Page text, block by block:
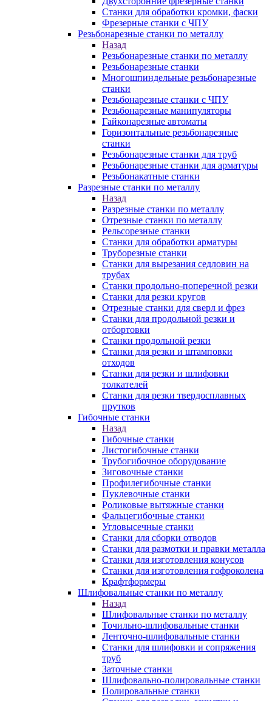
Станки для обработки кромки, фаски
Фрезерные станки с ЧПУ
Резьбонарезные станки по металлу
Назад
Резьбонарезные станки по металлу
Резьбонарезные станки
Многошпиндельные резьбонарезные
станки
Резьбонарезные станки с ЧПУ
Резьбонарезные манипуляторы
Гайконарезные автоматы
Горизонтальные резьбонарезные
станки
Резьбонарезные станки для труб
Резьбонарезные станки для арматуры
Резьбонакатные станки
Разрезные станки по металлу
Назад
Разрезные станки по металлу
Отрезные станки по металлу
Рельсорезные станки
Станки для обработки арматуры
Труборезные станки
Станки для вырезания седловин на
трубаx
Станки продольно-поперечной резки
Станки для резки кругов
Отрезные станки для сверл и фрез
Станки для продольной резки и
отбортовки
Станки продольной резки
Станки для резки и штамповки
отходов
Станки для резки и шлифовки
толкателей
Станки для резки твердосплавных
прутков
Гибочные станки
Назад
Гибочные станки
Листогибочные станки
Трубогибочное оборудование
Зиговочные станки
Профилегибочные станки
Пуклевочные станки
Роликовые вытяжные станки
Фальцегибочные станки
Угловысечные станки
Станки для сборки отводов
Станки для размотки и правки металла
Станки для изготовления конусов
Станки для изготовления гофроколена
Крафтформеры
Шлифовальные станки по металлу
Назад
Шлифовальные станки по металлу
Точильно-шлифовальные станки
Ленточно-шлифовальные станки
Станки для шлифовки и сопряжения
труб
Заточные станки
Шлифовально-полировальные станки
Полировальные станки